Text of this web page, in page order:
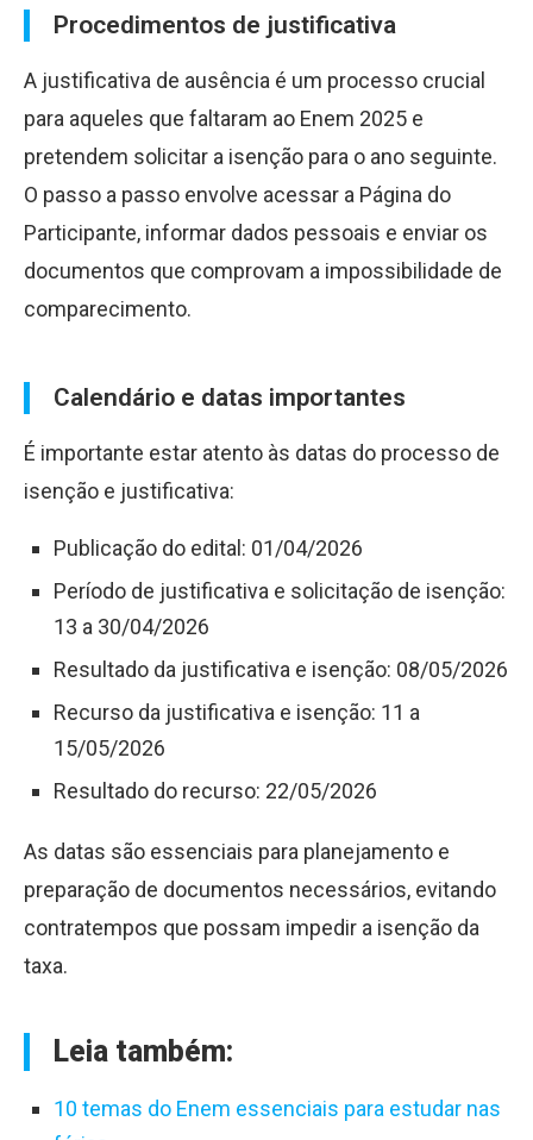
Procedimentos de justificativa
A justificativa de ausência é um processo crucial
para aqueles que faltaram ao Enem 2025 e
pretendem solicitar a isenção para o ano seguinte.
O passo a passo envolve acessar a Página do
Participante, informar dados pessoais e enviar os
documentos que comprovam a impossibilidade de
comparecimento.
Calendário e datas importantes
É importante estar atento às datas do processo de
isenção e justificativa:
Publicação do edital: 01/04/2026
Período de justificativa e solicitação de isenção:
13 a 30/04/2026
Resultado da justificativa e isenção: 08/05/2026
Recurso da justificativa e isenção: 11 a
15/05/2026
Resultado do recurso: 22/05/2026
As datas são essenciais para planejamento e
preparação de documentos necessários, evitando
contratempos que possam impedir a isenção da
taxa.
Leia também:
10 temas do Enem essenciais para estudar nas